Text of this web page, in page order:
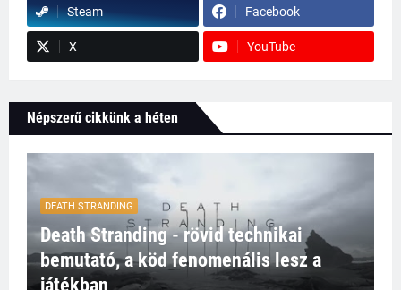
Steam Facebook
X YouTube
Népszerű cikkünk a héten
DEATH STRANDING
Death Stranding - rövid technikai
bemutató, a köd fenomenális lesz a
játékban